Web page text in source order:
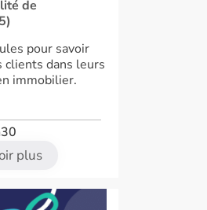
de
pour savoir
clients dans leurs
immobilier.
plus